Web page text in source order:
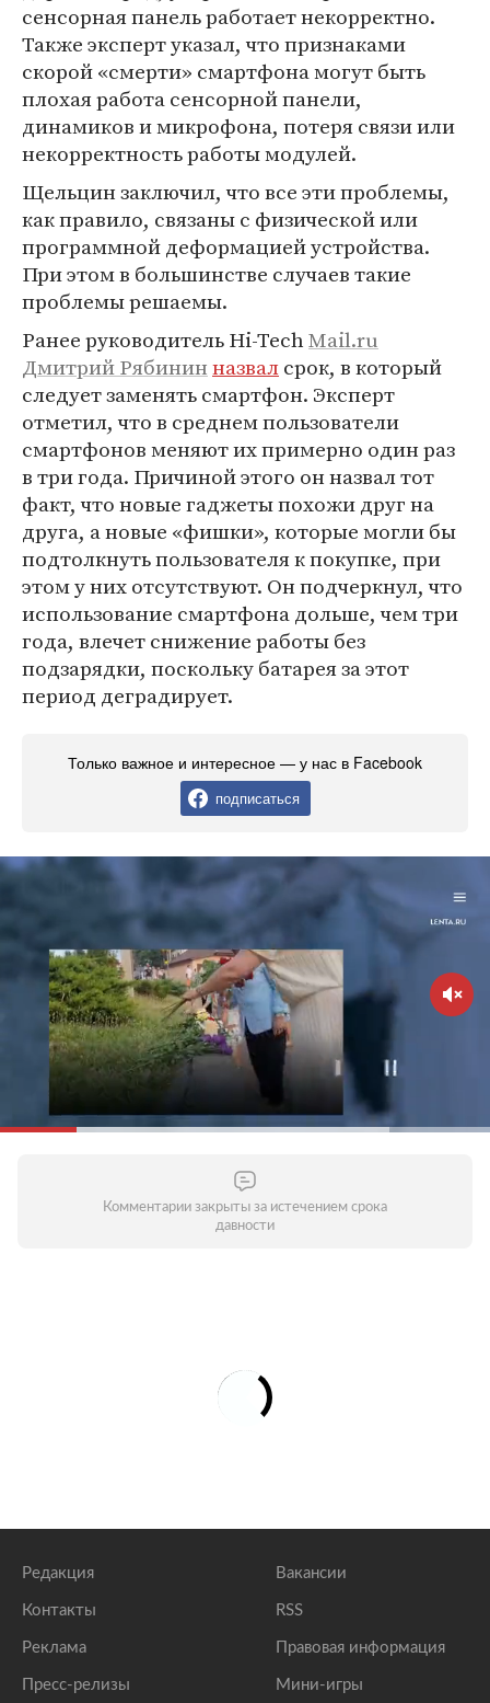
сенсорная панель работает некорректно.
Также эксперт указал, что признаками
скорой «смерти» смартфона могут быть
плохая работа сенсорной панели,
динамиков и микрофона, потеря связи или
некорректность работы модулей.
Щельцин заключил, что все эти проблемы,
как правило, связаны с физической или
программной деформацией устройства.
При этом в большинстве случаев такие
проблемы решаемы.
Ранее руководитель Hi-TechMail.ru
Дмитрий Рябининназвалсрок, в который
следует заменять смартфон. Эксперт
отметил, что в среднем пользователи
смартфонов меняют их примерно один раз
в три года. Причиной этого он назвал тот
факт, что новые гаджеты похожи друг на
друга, а новые «фишки», которые могли бы
подтолкнуть пользователя к покупке, при
этом у них отсутствуют. Он подчеркнул, что
использование смартфона дольше, чем три
года, влечет снижение работы без
подзарядки, поскольку батарея за этот
период деградирует.
Только важное и интересное — у нас в Facebook
подписаться
Комментарии закрыты за истечением срока
давности
Редакция
Контакты
Реклама
Пресс-релизы
Вакансии
RSS
Правовая информация
Мини-игры